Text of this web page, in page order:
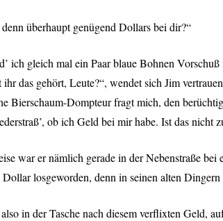
überhaupt genügend Dollars bei dir?“
ich gleich mal ein Paar blaue Bohnen
das gehört, Leute?“, wendet sich Jim
Bierschaum-Dompteur fragt mich, den
ob ich Geld bei mir habe. Ist das nicht
war er nämlich gerade in der Nebenstraße bei
Dollar losgeworden, denn in seinen alten
in der Tasche nach diesem verflixten Geld,